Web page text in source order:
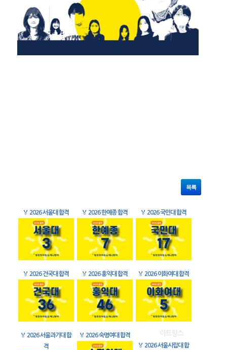
목록
🏅 2026 서울대 합격 🏅 2026 한예종 합격 🏅 2026 국민대 합격
🏅 2026 건국대 합격 🏅 2026 홍익대 합격 🏅 2026 이화여대 합격
🏅 2026 서울과기대 합
격
🏅 2026 숙명여대 합격
🏅 2026 서울시립대 합